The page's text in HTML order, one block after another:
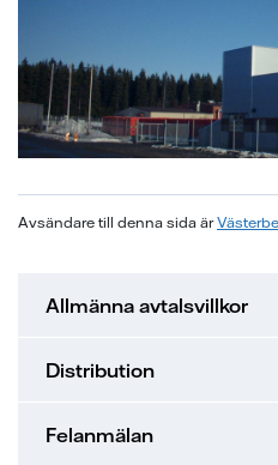
Avsändare till denna sida är
Allmänna avtalsvillkor
Distribution
Felanmälan